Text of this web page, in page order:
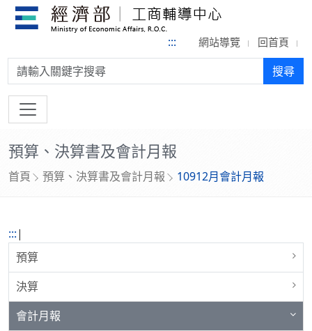
::: 網站導覽 回首頁
搜尋: 搜尋
預算、決算書及會計月報
首頁 預算、決算書及會計月報 10912月會計月報
:::|
預算
決算
會計月報